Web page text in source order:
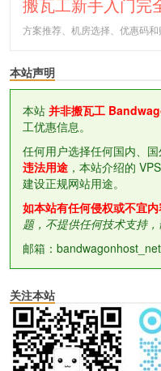
方案推荐、机房选择、优惠码和
本站声明
本站 并非搬瓦工
工优惠信息。
任何用户选择任何国内、
违法用途 ，本站介绍的
建设正规网站用途。
如本站有任何侵权或不宜
题，不提供任何技术支持
邮箱：
关注本站